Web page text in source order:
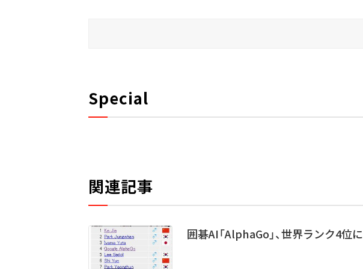
Special
関連記事
囲碁AI「AlphaGo」、世界ランク4位に